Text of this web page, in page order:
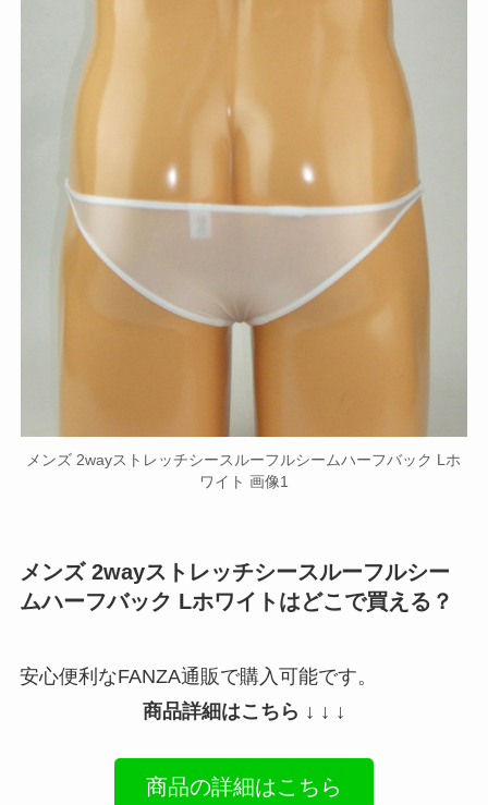
メンズ 2wayストレッチシースルーフルシームハーフバック Lホ
ワイト 画像1
メンズ 2wayストレッチシースルーフルシー
ムハーフバック Lホワイトはどこで買える？
安心便利なFANZA通販で購入可能です。
商品詳細はこちら ↓ ↓ ↓
商品の詳細はこちら